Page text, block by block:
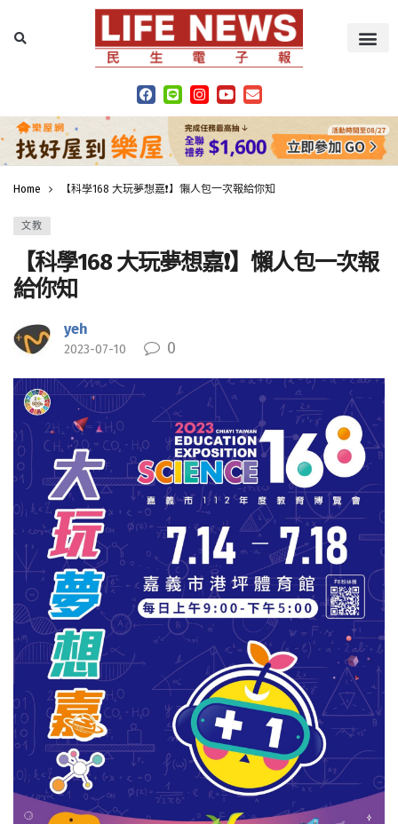
Home 【科學168 大玩夢想嘉❗️】懶人包一次報給你知
文教
【科學168 大玩夢想嘉❗️】懶人包一次報
給你知
yeh
2023-07-10 0